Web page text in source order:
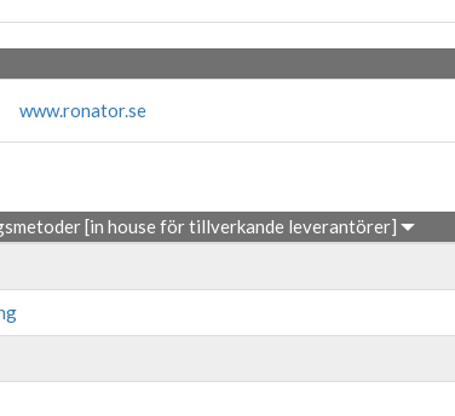
www.ronator.se
[in house för tillverkande leverantörer]